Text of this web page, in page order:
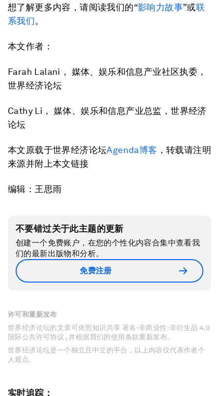
想了解更多内容，请阅读我们的“影响力故事”或联
系我们。
本文作者：
Farah Lalani， 媒体、娱乐和信息产业社区执委，
世界经济论坛
Cathy Li， 媒体、娱乐和信息产业总监，世界经济
论坛
本文原载于世界经济论坛Agenda博客 ，转载请注明
来源并附上本文链接
编辑：王思雨
不要错过关于此主题的更新
创建一个免费账户，在您的个性化内容合集中查看我
们的最新出版物和分析。
免费注册
许可和重新发布
世界经济论坛的文章可依照知识共享 署名-非商业性-非衍生品 4.0
国际公共许可协议 , 并根据我们的使用条款重新发布。
世界经济论坛是一个独立且中立的平台，以上内容仅代表作者个
人观点。
实时追踪：